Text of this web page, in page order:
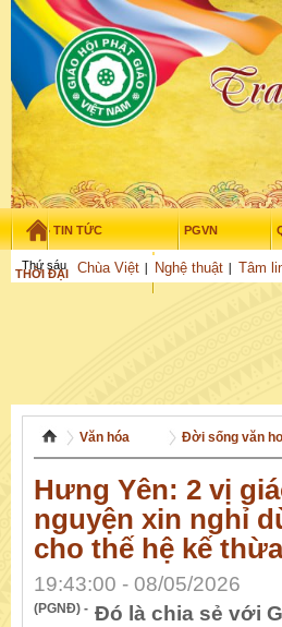
TIN TỨC PGVN
THỜI ĐẠI TUỔI TRẺ
Chùa Việt Nghệ thuật Tâm
Thứ sáu - 7/08/2026 – 14:34:42
Văn hóa Đời sống văn
Hưng Yên: 2 vị
nguyện xin nghỉ
cho thế hệ kế thừa
19:43:00 - 08/05/2026
(PGNĐ) - Đó là chia sẻ với